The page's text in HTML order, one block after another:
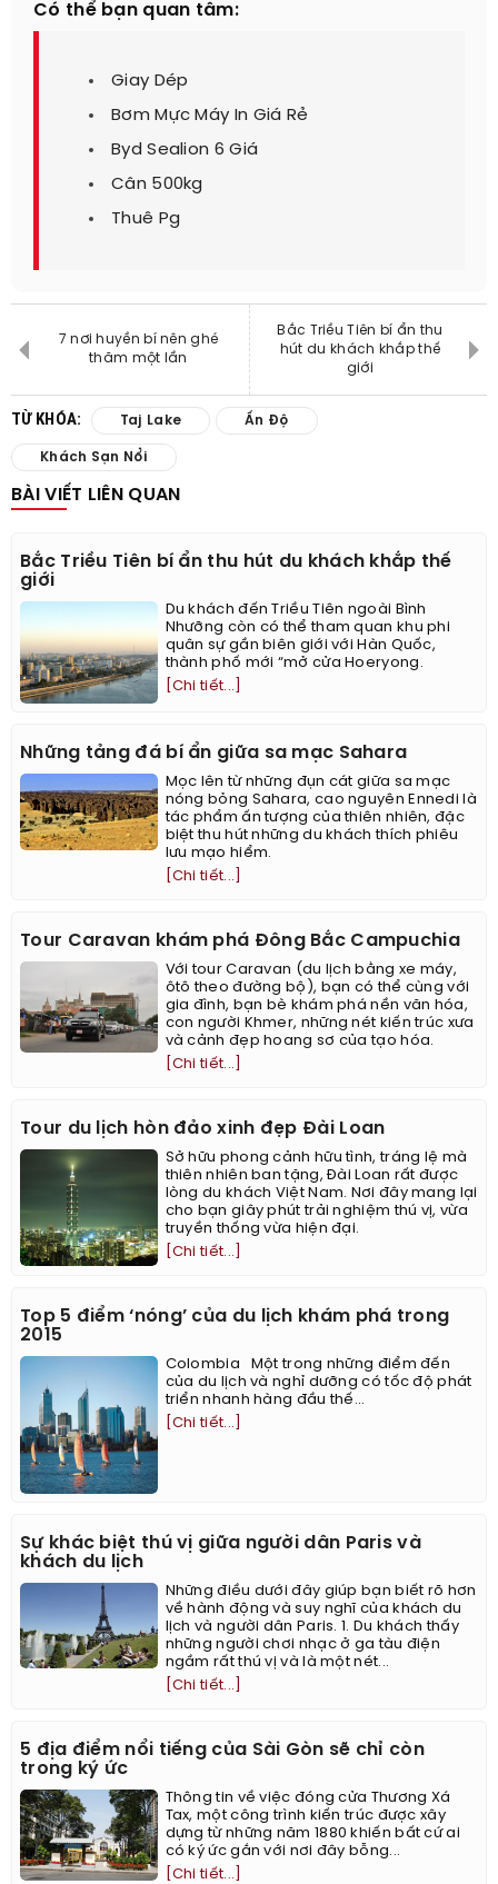
Có thể bạn quan tâm:
Giay Dép
Bơm Mực Máy In Giá Rẻ
Byd Sealion 6 Giá
Cân 500kg
Thuê Pg
7 nơi huyền bí nên ghé
thăm một lần
Bắc Triều Tiên bí ẩn thu
hút du khách khắp thế
giới
TỪ KHÓA: Taj Lake Ấn Độ
Khách Sạn Nổi
BÀI VIẾT LIÊN QUAN
Bắc Triều Tiên bí ẩn thu hút du khách khắp thế
giới
Du khách đến Triều Tiên ngoài Bình
Nhưỡng còn có thể tham quan khu phi
quân sự gần biên giới với Hàn Quốc,
thành phố mới “mở cửa Hoeryong.
[Chi tiết...]
Những tảng đá bí ẩn giữa sa mạc Sahara
Mọc lên từ những đụn cát giữa sa mạc
nóng bỏng Sahara, cao nguyên Ennedi là
tác phẩm ấn tượng của thiên nhiên, đặc
biệt thu hút những du khách thích phiêu
lưu mạo hiểm.
[Chi tiết...]
Tour Caravan khám phá Đông Bắc Campuchia
Với tour Caravan (du lịch bằng xe máy,
ôtô theo đường bộ), bạn có thể cùng với
gia đình, bạn bè khám phá nền văn hóa,
con người Khmer, những nét kiến trúc xưa
và cảnh đẹp hoang sơ của tạo hóa.
[Chi tiết...]
Tour du lịch hòn đảo xinh đẹp Đài Loan
Sở hữu phong cảnh hữu tình, tráng lệ mà
thiên nhiên ban tặng, Đài Loan rất được
lòng du khách Việt Nam. Nơi đây mang lại
cho bạn giây phút trải nghiệm thú vị, vừa
truyền thống vừa hiện đại.
[Chi tiết...]
Top 5 điểm ‘nóng’ của du lịch khám phá trong
2015
Colombia Một trong những điểm đến
của du lịch và nghỉ dưỡng có tốc độ phát
triển nhanh hàng đầu thế...
[Chi tiết...]
Sự khác biệt thú vị giữa người dân Paris và
khách du lịch
Những điều dưới đây giúp bạn biết rõ hơn
về hành động và suy nghĩ của khách du
lịch và người dân Paris. 1. Du khách thấy
những người chơi nhạc ở ga tàu điện
ngầm rất thú vị và là một nét...
[Chi tiết...]
5 địa điểm nổi tiếng của Sài Gòn sẽ chỉ còn
trong ký ức
Thông tin về việc đóng cửa Thương Xá
Tax, một công trình kiến trúc được xây
dựng từ những năm 1880 khiến bất cứ ai
có ký ức gắn với nơi đây bỗng...
[Chi tiết...]